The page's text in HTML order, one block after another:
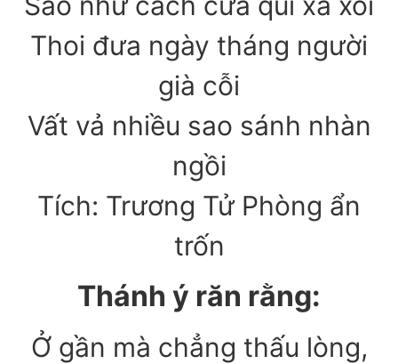
Thoi đưa ngày tháng người
già cỗi
Vất vả nhiều sao sánh nhàn
ngồi
Tích: Trương Tử Phòng ẩn
trốn
Thánh ý răn rằng:
Ở gần mà chẳng thấu lòng,